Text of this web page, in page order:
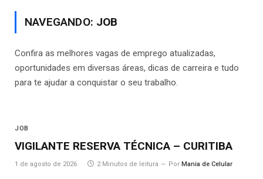
NAVEGANDO: JOB
Confira as melhores vagas de emprego atualizadas,
oportunidades em diversas áreas, dicas de carreira e tudo
para te ajudar a conquistar o seu trabalho.
JOB
VIGILANTE RESERVA TÉCNICA – CURITIBA
1 de agosto de 2026 2 Minutos de leitura Por Mania de Celular